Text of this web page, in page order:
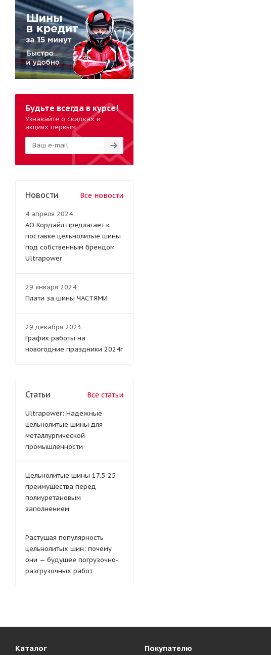
Будьте всегда в курсе!
Узнавайте о скидках и
акциях первым
Новости Все новости
4 апреля 2024
АО Кордайл предлагает к
поставке цельнолитые шины
под собственным брендом
Ultrapower
29 января 2024
Плати за шины ЧАСТЯМИ
29 декабря 2023
График работы на
новогодние праздники 2024г
Статьи Все статьи
Ultrapower: Надежные
цельнолитые шины для
металлургической
промышленности
Цельнолитые шины 17.5-25:
преимущества перед
полиуретановым
заполнением
Растущая популярность
цельнолитых шин: почему
они — будущее погрузочно-
разгрузочных работ
Каталог Покупателю